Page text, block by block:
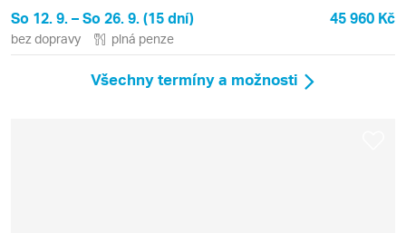
So 12. 9. – So 26. 9. (15 dní) 45 960 Kč
bez dopravy plná penze
Všechny termíny a možnosti